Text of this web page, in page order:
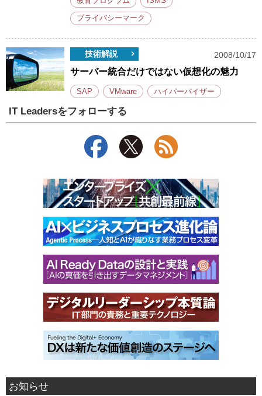
プライバシーマーク
技術解説 2008/10/17
サーバー統合だけではない仮想化の魅力
SAP VMware ハイパーバイザー
IT Leadersをフォローする
お知らせ